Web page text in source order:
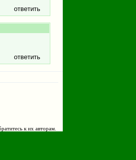
ответить
ответить
к их авторам.